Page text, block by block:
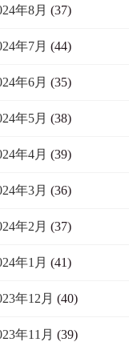
年8月 (37)
年7月 (44)
年6月 (35)
年5月 (38)
年4月 (39)
年3月 (36)
年2月 (37)
年1月 (41)
年12月 (40)
年11月 (39)